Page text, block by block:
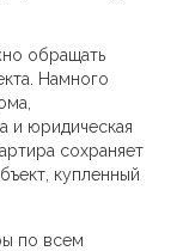
обращать
Намного
и юридическая
сохраняет
купленный
по всем